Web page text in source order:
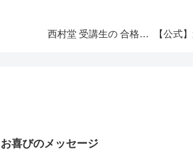
西村堂 受講生の 合格者の声
お喜びのメッセージ